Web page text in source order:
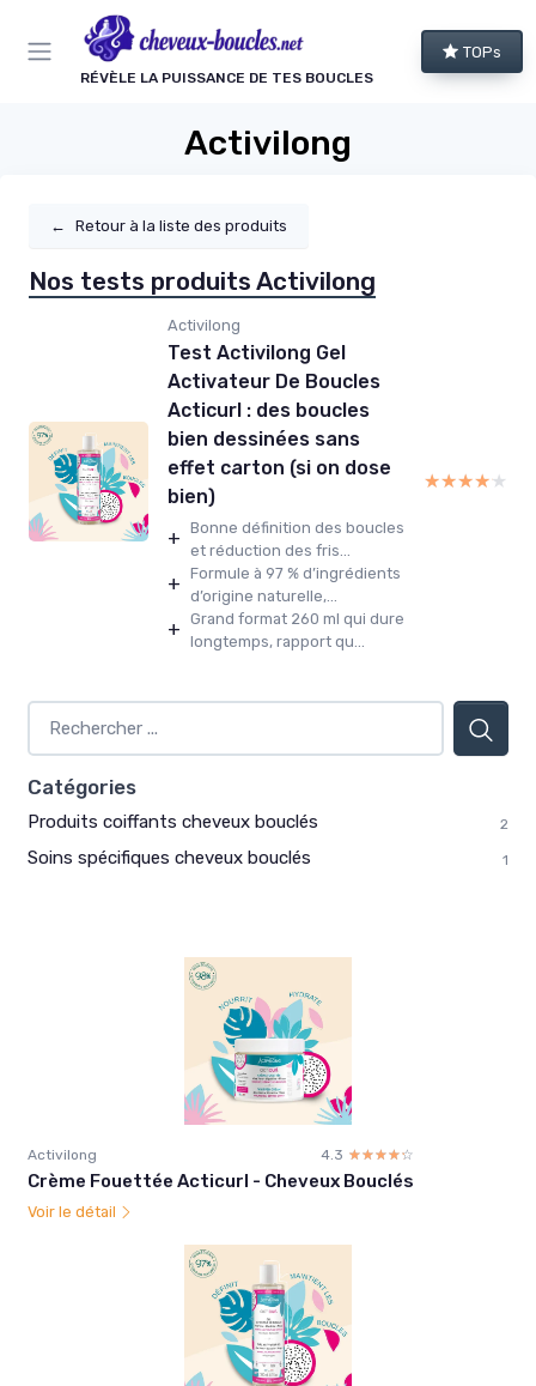
RÉVÈLE LA PUISSANCE DE TES BOUCLES
TOPs
Activilong
← Retour à la liste des produits
Nos tests produits Activilong
Activilong
Test Activilong Gel
Activateur De Boucles
Acticurl : des boucles
bien dessinées sans
effet carton (si on dose
bien)
+ Bonne définition des boucles
et réduction des fris...
+ Formule à 97 % d’ingrédients
d’origine naturelle,...
+ Grand format 260 ml qui dure
longtemps, rapport qu...
★★★★★
★★★★★
Catégories
Produits coiffants cheveux bouclés 2
Soins spécifiques cheveux bouclés 1
Activilong 4.3 ☆☆☆☆☆
★★★★★
Crème Fouettée Acticurl - Cheveux Bouclés
Voir le détail
Panneau de gestion des cookies